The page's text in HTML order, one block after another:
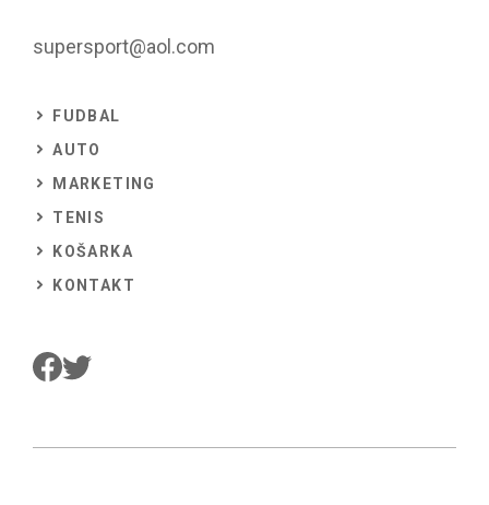
supersport@aol.com
FUDBAL
AUTO
MARKETING
TENIS
KOŠARKA
KONTAKT